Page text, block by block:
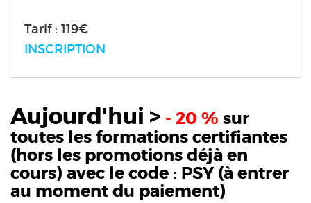
Tarif : 119€
INSCRIPTION
Aujourd'hui > - 20 % sur
toutes les formations certifiantes
(hors les promotions déjà en
cours) avec le code : PSY(à entrer
au moment du paiement)